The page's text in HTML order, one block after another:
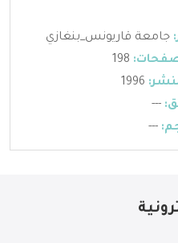
جامعة قاريونس_بنغازي
---
---